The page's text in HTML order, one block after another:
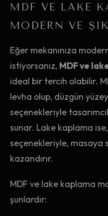
MDF VE LAKE
MODERN VE
Eğer mekanınıza
istiyorsanız, MDF ve
ideal bir tercih olabilir.
levha olup, düzgün
seçenekleriyle
sunar. Lake kaplama
seçenekleriyle, masaya
kazandırır.
MDF ve lake kaplama
şunlardır: